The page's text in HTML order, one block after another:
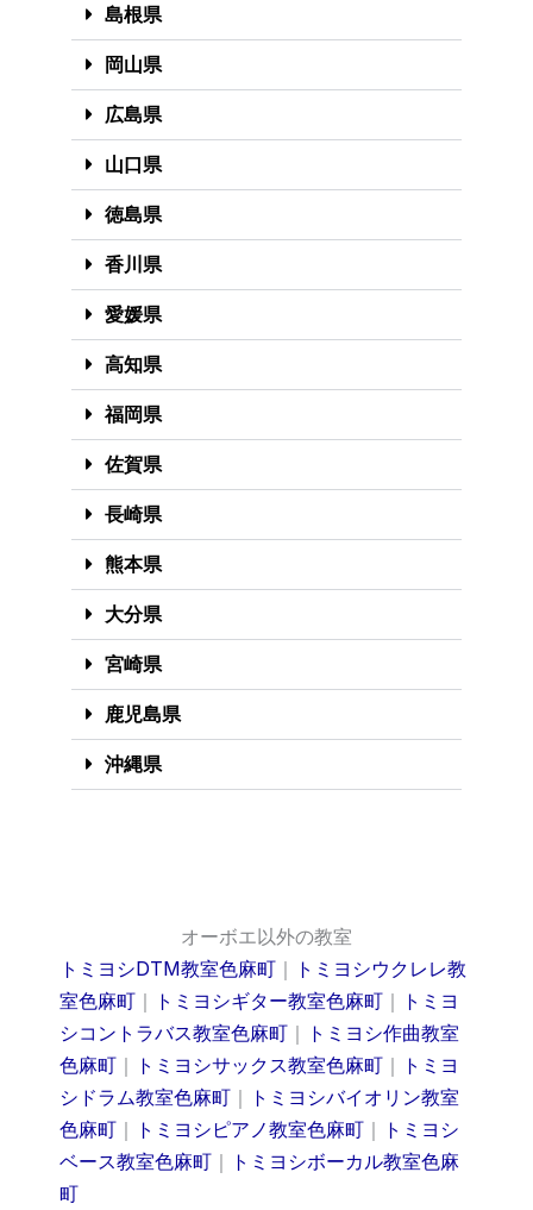
島根県
岡山県
広島県
山口県
徳島県
香川県
愛媛県
高知県
福岡県
佐賀県
長崎県
熊本県
大分県
宮崎県
鹿児島県
沖縄県
オーボエ以外の教室
トミヨシDTM教室色麻町 ｜ トミヨシウクレレ教
室色麻町 ｜ トミヨシギター教室色麻町 ｜ トミヨ
シコントラバス教室色麻町 ｜ トミヨシ作曲教室
色麻町 ｜ トミヨシサックス教室色麻町 ｜ トミヨ
シドラム教室色麻町 ｜ トミヨシバイオリン教室
色麻町 ｜ トミヨシピアノ教室色麻町 ｜ トミヨシ
ベース教室色麻町 ｜ トミヨシボーカル教室色麻
町